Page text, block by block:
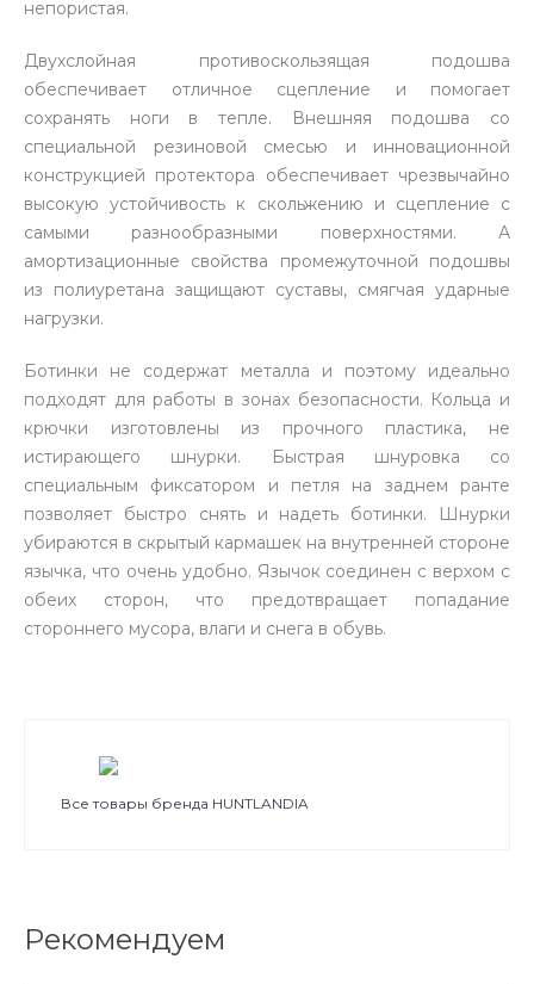
непористая.
Двухслойная противоскользящая подошва
обеспечивает отличное сцепление и помогает
сохранять ноги в тепле. Внешняя подошва со
специальной резиновой смесью и инновационной
конструкцией протектора обеспечивает чрезвычайно
высокую устойчивость к скольжению и сцепление с
самыми разнообразными поверхностями. А
амортизационные свойства промежуточной подошвы
из полиуретана защищают суставы, смягчая ударные
нагрузки.
Ботинки не содержат металла и поэтому идеально
подходят для работы в зонах безопасности. Кольца и
крючки изготовлены из прочного пластика, не
истирающего шнурки. Быстрая шнуровка со
специальным фиксатором и петля на заднем ранте
позволяет быстро снять и надеть ботинки. Шнурки
убираются в скрытый кармашек на внутренней стороне
язычка, что очень удобно. Язычок соединен с верхом с
обеих сторон, что предотвращает попадание
стороннего мусора, влаги и снега в обувь.
Все товары бренда HUNTLANDIA
Рекомендуем